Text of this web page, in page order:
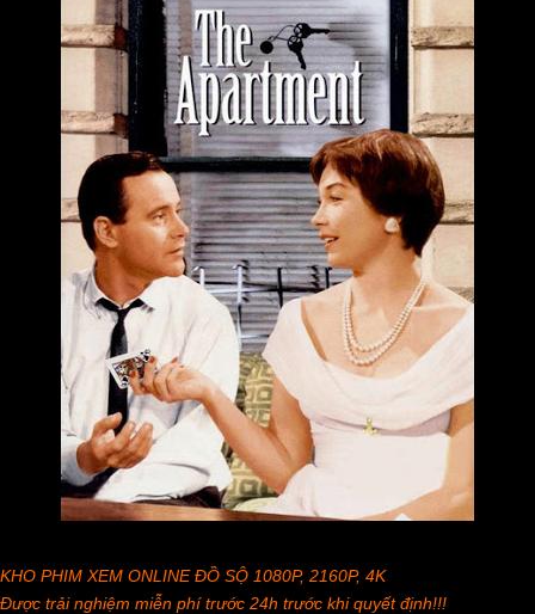
KHO PHIM XEM ONLINE ĐỒ SỘ 1080P, 2160P, 4K
Được trải nghiệm miễn phí trước 24h trước khi quyết định!!!